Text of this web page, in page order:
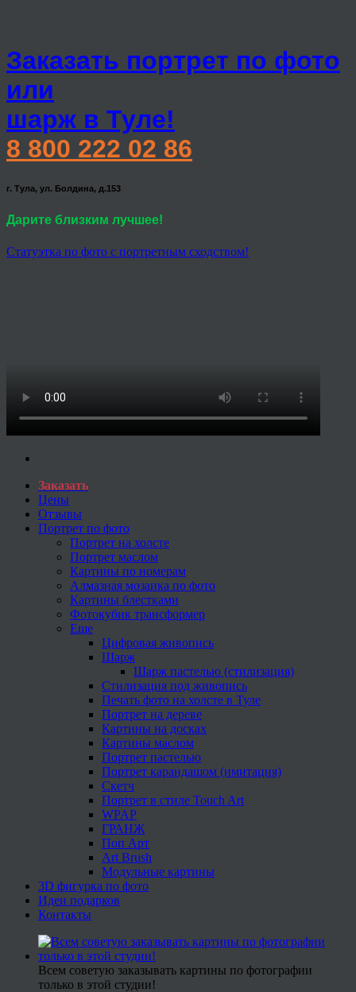
Заказать портрет по фото
или
шарж в Туле!
8 800 222 02 86
г. Тула, ул. Болдина, д.153
Дарите близким лучшее!
Статуэтка по фото с портретным сходством!
Заказать
Цены
Отзывы
Портрет по фото
Портрет на холсте
Портрет маслом
Картины по номерам
Алмазная мозаика по фото
Картины блестками
Фотокубик трансформер
Еще
Цифровая живопись
Шарж
Шарж пастелью (стилизация)
Стилизация под живопись
Печать фото на холсте в Туле
Портрет на дереве
Картины на досках
Картины маслом
Портрет пастелью
Портрет карандашом (имитация)
Скетч
Портрет в стиле Touch Art
WPAP
ГРАНЖ
Поп Арт
Art Brush
Модульные картины
3D фигурка по фото
Идеи подарков
Контакты
Всем советую заказывать картины по фотографии
только в этой студии!